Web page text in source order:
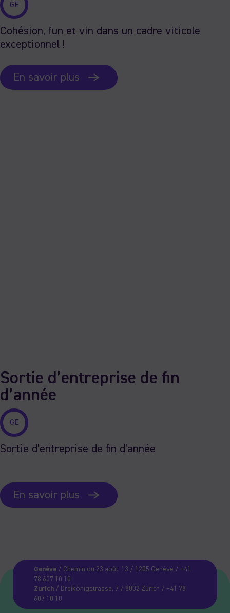
GE
Cohésion, fun et vin dans un cadre viticole
exceptionnel !
En savoir plus
Sortie d’entreprise de fin
d’année
GE
Sortie d’entreprise de fin d’année
En savoir plus
Genève/ Chemin du 23 août, 13 / 1205 Genève / +41
78 607 10 10
Zurich/ Dreikönigstrasse, 7 / 8002 Zürich / +41 78
607 10 10